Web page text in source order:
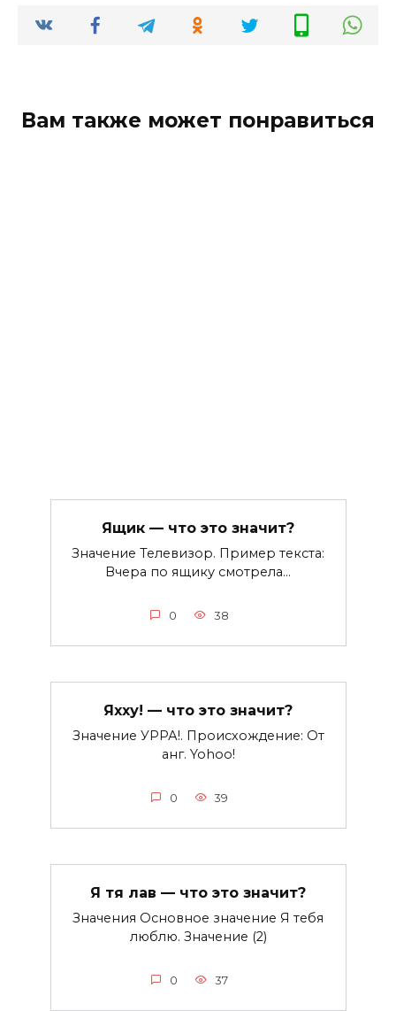
Вам также может понравиться
Ящик — что это значит?
Значение Телевизор. Пример текста:
Вчера по ящику смотрела…
0 38
Яхху! — что это значит?
Значение УРРА!. Происхождение: От
анг. Yohoo!
0 39
Я тя лав — что это значит?
Значения Основное значение Я тебя
люблю. Значение (2)
0 37